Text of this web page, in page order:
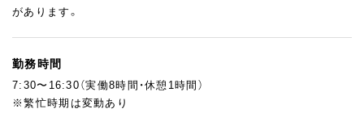
今後は新アトリエの稼働により生産体制を強化していく予定です
が、
まずは荏原アトリエで基礎を固め、モンブランの味と技術をしっ
かり身につけていただくことを大切にしています。
があります。
勤務時間
7:30〜16:30（実働8時間・休憩1時間）
※繁忙時期は変動あり